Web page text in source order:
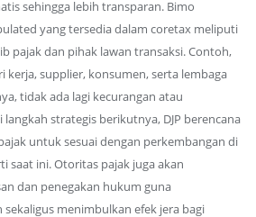
sehingga lebih transparan. Bimo
yang tersedia dalam coretax meliputi
pajak dan pihak lawan transaksi. Contoh,
kerja, supplier, konsumen, serta lembaga
tidak ada lagi kecurangan atau
langkah strategis berikutnya, DJP berencana
untuk sesuai dengan perkembangan di
saat ini. Otoritas pajak juga akan
dan penegakan hukum guna
menimbulkan efek jera bagi